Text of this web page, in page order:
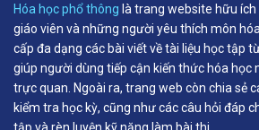
Hóa học phổ thông là trang website hữu
giáo viên và những người yêu thích môn
cấp đa dạng các bài viết về tài liệu học tập
giúp người dùng tiếp cận kiến thức hóa học
trực quan. Ngoài ra, trang web còn chia sẻ
kiểm tra học kỳ, cũng như các câu hỏi đáp